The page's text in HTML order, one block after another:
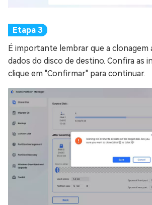
É importante lembrar que a clonagem
dados do disco de destino. Confira as
clique em "Confirmar" para continuar.